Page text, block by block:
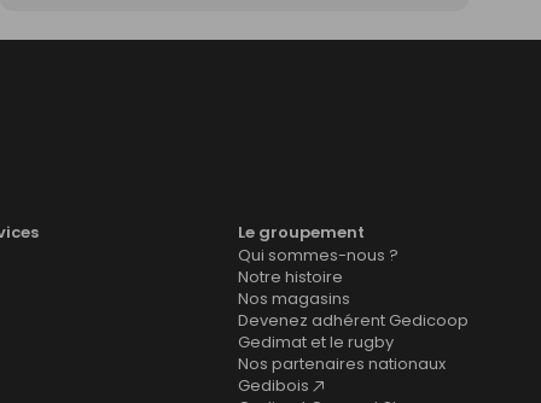
Le groupement
Qui sommes-nous ?
Notre histoire
Nos magasins
Devenez adhérent Gedicoop
Gedimat et le rugby
Nos partenaires nationaux
Gedibois